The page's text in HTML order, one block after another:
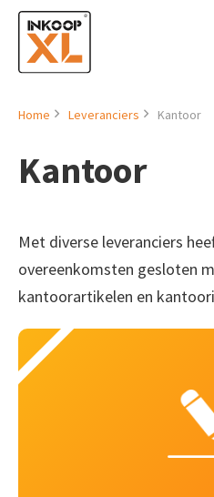
Home Leveranciers Kantoor
Kantoor
Met diverse leveranciers
overeenkomsten gesloten
kantoorartikelen en